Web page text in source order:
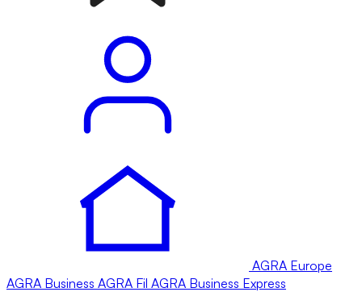
AGRA Europe
AGRA Business AGRA Fil AGRA Business Express